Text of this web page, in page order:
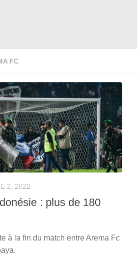
FC
2, 2022
: plus de 180
à la fin du match entre Arema Fc